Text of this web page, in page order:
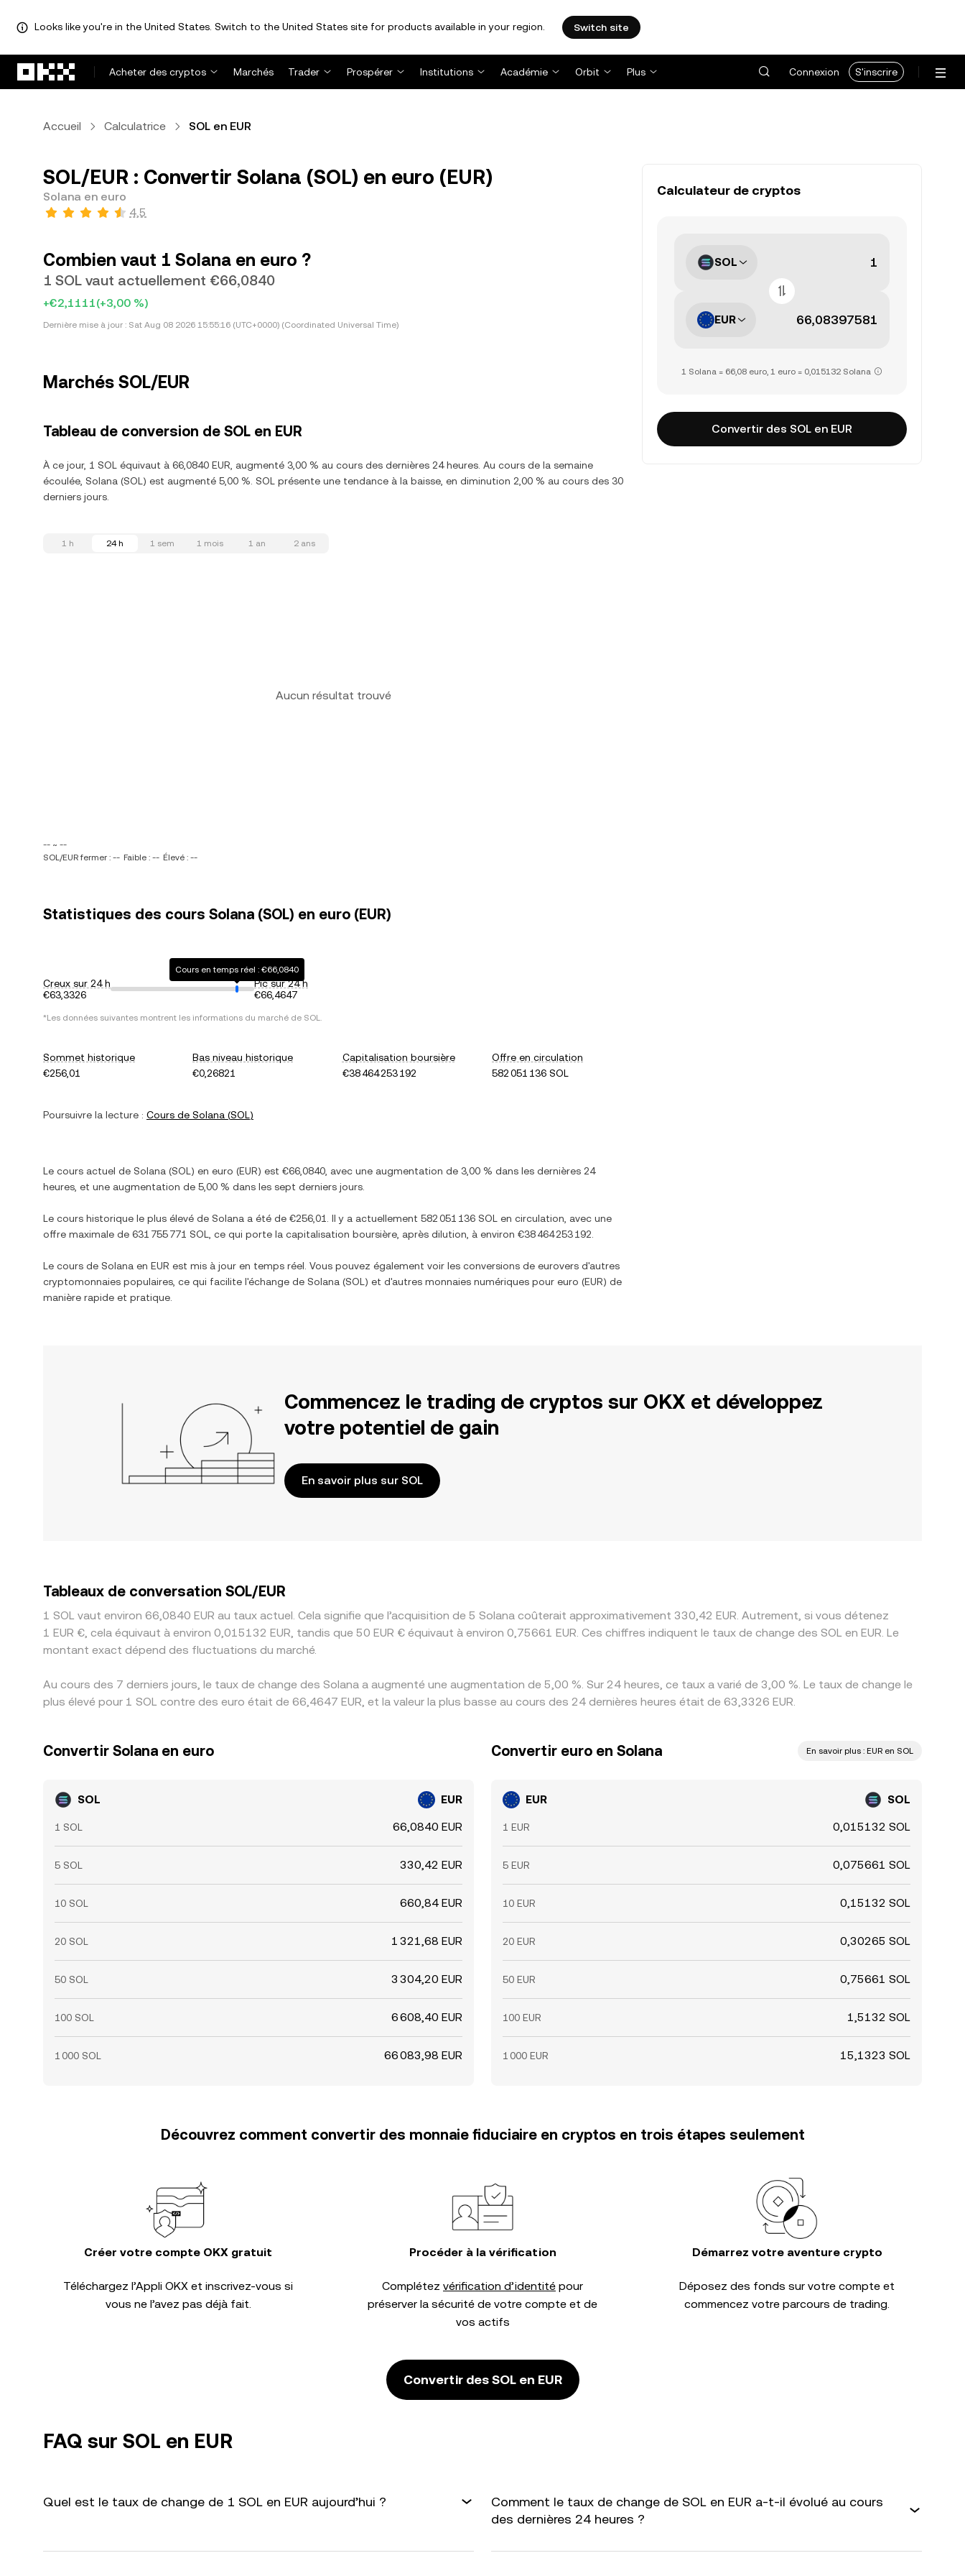
Looks like you're in the United States. Switch to the United States site for products available in your region. Switch site
Acheter des cryptos
Marchés Trader Prospérer Institutions Académie Orbit Plus Connexion S'inscrire
Accueil Calculatrice SOL en EUR
SOL/EUR : Convertir Solana (SOL) en euro (EUR)
Solana en euro
4,5
Combien vaut 1 Solana en euro ?
1 SOL vaut actuellement €66,0840
+€2,1111(+3,00 %)
Dernière mise à jour : Sat Aug 08 2026 15:55:16 (UTC+0000) (Coordinated Universal Time)
Marchés SOL/EUR
Tableau de conversion de SOL en EUR
À ce jour, 1 SOL équivaut à 66,0840 EUR, augmenté 3,00 % au cours des dernières 24 heures. Au cours de la semaine
écoulée, Solana (SOL) est augmenté 5,00 %. SOL présente une tendance à la baisse, en diminution 2,00 % au cours des 30
derniers jours.
1 h 24 h 1 sem 1 mois 1 an 2 ans
Aucun résultat trouvé
-- ~ --
SOL/EUR fermer : -- Faible : -- Élevé : --
Statistiques des cours Solana (SOL) en euro (EUR)
Creux sur 24 h
€63,3326
Cours en temps réel : €66,0840
Pic sur 24 h
€66,4647
*Les données suivantes montrent les informations du marché de SOL.
Sommet historique
€256,01
Bas niveau historique
€0,26821
Capitalisation boursière
€38 464 253 192
Offre en circulation
582 051 136 SOL
Poursuivre la lecture : Cours de Solana (SOL)
Le cours actuel de Solana (SOL ) en euro (EUR) est €66,0840 , avec une augmentation de 3,00 % dans les dernières 24
heures, et une augmentation de 5,00 % dans les sept derniers jours.
Le cours historique le plus élevé de Solana a été de €256,01 . Il y a actuellement 582 051 136 SOL en circulation, avec une
offre maximale de 631 755 771 SOL , ce qui porte la capitalisation boursière, après dilution, à environ €38 464 253 192
Le cours de Solana en EUR est mis à jour en temps réel. Vous pouvez également voir les conversions de eurovers d'autres
cryptomonnaies populaires, ce qui facilite l'échange de Solana (SOL ) et d'autres monnaies numériques pour euro (EUR) de
manière rapide et pratique.
Calculateur de cryptos
SOL
EUR
1 Solana = 66,08 euro, 1 euro = 0,015132 Solana
Convertir des SOL en EUR
Commencez le trading de cryptos sur OKX et développez
votre potentiel de gain
En savoir plus sur SOL
Tableaux de conversation SOL/EUR
1 SOL vaut environ 66,0840 EUR au taux actuel. Cela signifie que l’acquisition de 5 Solana coûterait approximativement 330,42 EUR. Autrement, si vous détenez
1 EUR €, cela équivaut à environ 0,015132 EUR, tandis que 50 EUR € équivaut à environ 0,75661 EUR. Ces chiffres indiquent le taux de change des SOL en EUR. Le
montant exact dépend des fluctuations du marché.
Au cours des 7 derniers jours, le taux de change des Solana a augmenté une augmentation de 5,00 %. Sur 24 heures, ce taux a varié de 3,00 %. Le taux de change le
plus élevé pour 1 SOL contre des euro était de 66,4647 EUR, et la valeur la plus basse au cours des 24 dernières heures était de 63,3326 EUR.
Convertir Solana en euro
SOL EUR
1 SOL 66,0840 EUR
5 SOL 330,42 EUR
10 SOL 660,84 EUR
20 SOL 1 321,68 EUR
50 SOL 3 304,20 EUR
100 SOL 6 608,40 EUR
1 000 SOL 66 083,98 EUR
Convertir euro en Solana En savoir plus : EUR en SOL
EUR SOL
1 EUR 0,015132 SOL
5 EUR 0,075661 SOL
10 EUR 0,15132 SOL
20 EUR 0,30265 SOL
50 EUR 0,75661 SOL
100 EUR 1,5132 SOL
1 000 EUR 15,1323 SOL
Découvrez comment convertir des monnaie fiduciaire en cryptos en trois étapes seulement
Créer votre compte OKX gratuit
Téléchargez l’Appli OKX et inscrivez-vous si
vous ne l’avez pas déjà fait.
Procéder à la vérification
Complétez vérification d’identité pour
préserver la sécurité de votre compte et de
vos actifs
Démarrez votre aventure crypto
Déposez des fonds sur votre compte et
commencez votre parcours de trading.
Convertir des SOL en EUR
FAQ sur SOL en EUR
Quel est le taux de change de 1 SOL en EUR aujourd’hui ?
Comment le taux de change de SOL en EUR a-t-il évolué au cours
des dernières 24 heures ?